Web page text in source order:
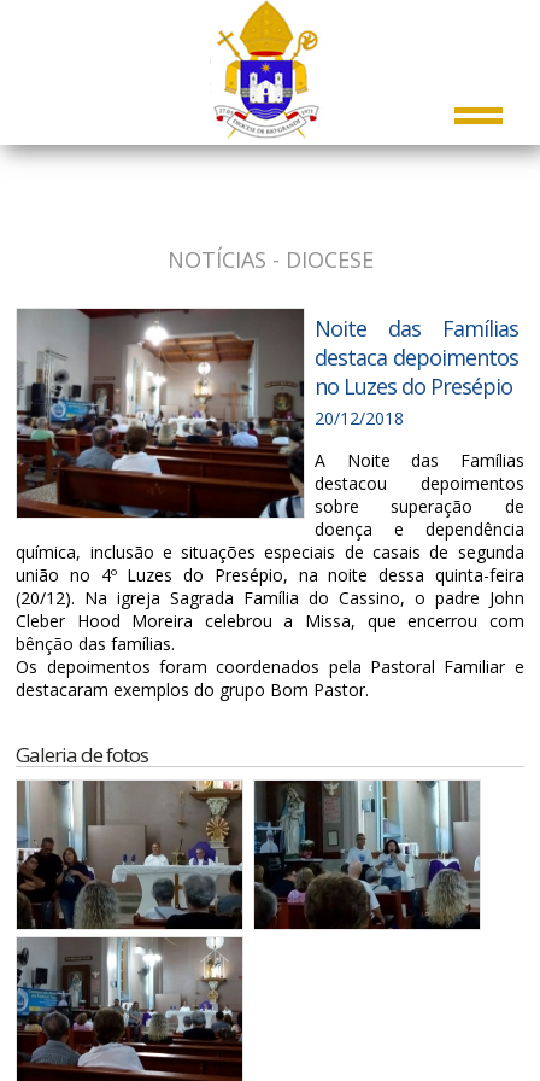
NOTÍCIAS - DIOCESE
Noite das Famílias
destaca depoimentos
no Luzes do Presépio
20/12/2018
A Noite das Famílias
destacou depoimentos
sobre superação de
doença e dependência
química, inclusão e situações especiais de casais de segunda
união no 4º Luzes do Presépio, na noite dessa quinta-feira
(20/12). Na igreja Sagrada Família do Cassino, o padre John
Cleber Hood Moreira celebrou a Missa, que encerrou com
bênção das famílias.
Os depoimentos foram coordenados pela Pastoral Familiar e
destacaram exemplos do grupo Bom Pastor.
Galeria de fotos